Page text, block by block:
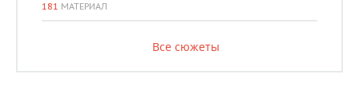
181 МАТЕРИАЛ
Все сюжеты